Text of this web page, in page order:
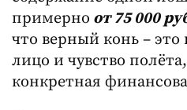
примерно от 75 000
что верный конь – это
лицо и чувство
конкретная